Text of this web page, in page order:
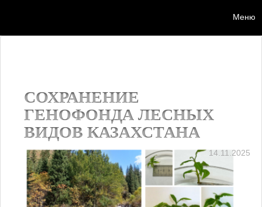
Меню
СОХРАНЕНИЕ
ГЕНОФОНДА ЛЕСНЫХ
ВИДОВ КАЗАХСТАНА
14.11.2025